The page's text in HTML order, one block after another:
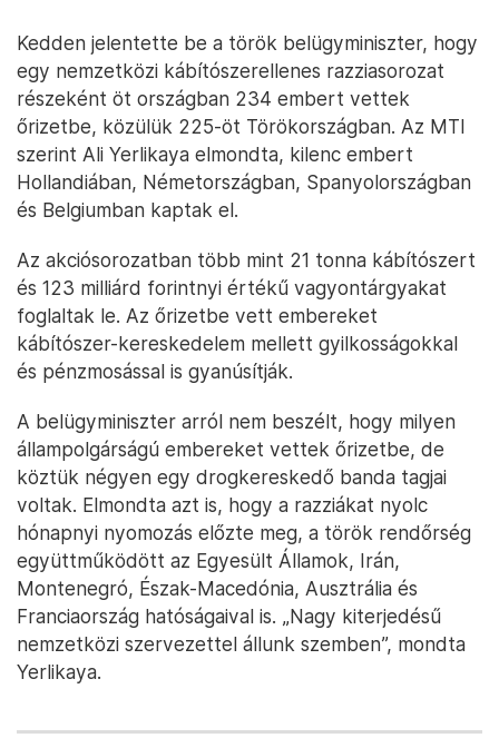
Kedden jelentette be a török belügyminiszter, hogy
egy nemzetközi kábítószerellenes razziasorozat
részeként öt országban 234 embert vettek
őrizetbe, közülük 225-öt Törökországban. Az MTI
szerint Ali Yerlikaya elmondta, kilenc embert
Hollandiában, Németországban, Spanyolországban
és Belgiumban kaptak el.
Az akciósorozatban több mint 21 tonna kábítószert
és 123 milliárd forintnyi értékű vagyontárgyakat
foglaltak le. Az őrizetbe vett embereket
kábítószer-kereskedelem mellett gyilkosságokkal
és pénzmosással is gyanúsítják.
A belügyminiszter arról nem beszélt, hogy milyen
állampolgárságú embereket vettek őrizetbe, de
köztük négyen egy drogkereskedő banda tagjai
voltak. Elmondta azt is, hogy a razziákat nyolc
hónapnyi nyomozás előzte meg, a török rendőrség
együttműködött az Egyesült Államok, Irán,
Montenegró, Észak-Macedónia, Ausztrália és
Franciaország hatóságaival is. „Nagy kiterjedésű
nemzetközi szervezettel állunk szemben”, mondta
Yerlikaya.